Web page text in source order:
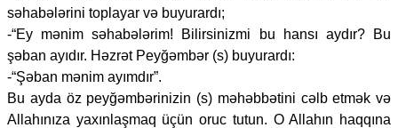
səhabələrini toplayar və buyurardı;
-“Ey mənim səhabələrim! Bilirsinizmi bu hansı aydır? Bu
şəban ayıdır. Həzrət Peyğəmbər (s) buyurardı:
-“Şəban mənim ayımdır”.
Bu ayda öz peyğəmbərinizin (s) məhəbbətini cəlb etmək və
Allahınıza yaxınlaşmaq üçün oruc tutun. O Allahın haqqına